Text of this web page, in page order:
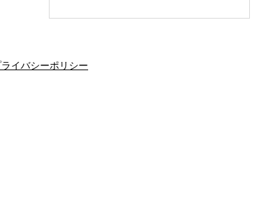
イバシーポリシー